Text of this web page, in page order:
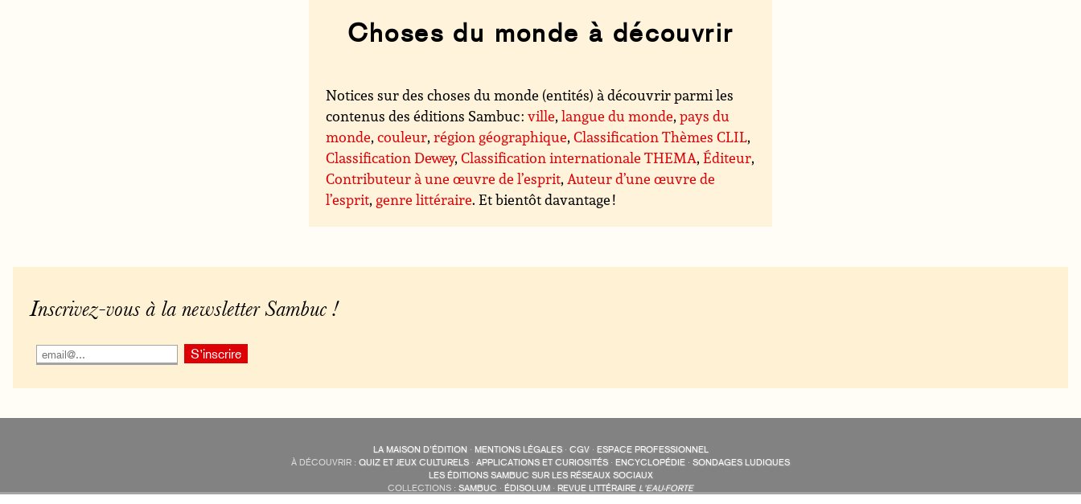
Choses du monde à découvrir
Notices sur des choses du monde (entités) à découvrir parmi les
contenus des éditions Sambuc :ville,langue du monde,pays du
monde,couleur,région géographique,Classification Thèmes CLIL,
Classification Dewey,Classification internationale THEMA,Éditeur,
Contributeur à une œuvre de l’esprit, Auteur d’une œuvre de
l’esprit, genre littéraire. Et bientôt davantage !
Inscrivez-vous à la newsletter Sambuc !
LA MAISON D’ÉDITION · MENTIONS LÉGALES· CGV· ESPACE PROFESSIONNEL
À DÉCOUVRIR : QUIZ ET JEUX CULTURELS · APPLICATIONS ET CURIOSITÉS · ENCYCLOPÉDIE · SONDAGES LUDIQUES
LES ÉDITIONS SAMBUC SUR LES RÉSEAUX SOCIAUX
COLLECTIONS : SAMBUC · ÉDISOLUM · REVUE LITTÉRAIRE L’EAU-FORTE